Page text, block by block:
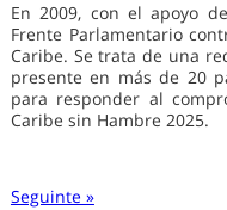
En 2009, con el apoyo
Frente Parlamentario
Caribe. Se trata de una
presente en más de 20
para responder al
Caribe sin Hambre 2025.
Seguinte »